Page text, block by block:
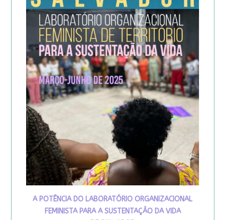
A POTÊNCIA DO LABORATÓRIO ORGANIZACIONAL
FEMINISTA PARA A SUSTENTAÇÃO DA VIDA